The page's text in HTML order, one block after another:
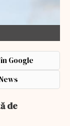
Google
de